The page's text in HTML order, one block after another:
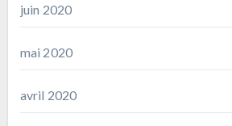
juin 2020
mai 2020
avril 2020